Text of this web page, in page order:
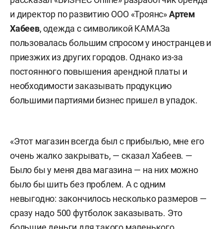
и директор по развитию ООО «Троянс»Артем
Хабеев, одежда с символикой КАМАЗа
пользовалась большим спросом у иностранцев и
приезжих из других городов. Однако из-за
постоянного повышения арендной платы и
необходимости заказывать продукцию
большими партиями бизнес пришел в упадок.
«Этот магазин всегда был с прибылью, мне его
очень жалко закрывать, — сказал Хабеев. —
Было бы у меня два магазина — на них можно
было бы шить без проблем. А с одним
невыгодно: закончилось несколько размеров —
сразу надо 500 футболок заказывать. Это